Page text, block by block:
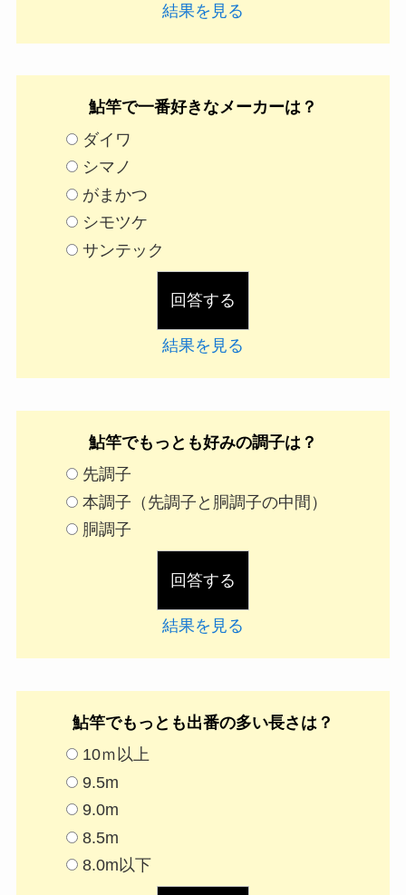
結果を見る
鮎竿で一番好きなメーカーは？
ダイワ
シマノ
がまかつ
シモツケ
サンテック
結果を見る
鮎竿でもっとも好みの調子は？
先調子
本調子（先調子と胴調子の中間）
胴調子
結果を見る
鮎竿でもっとも出番の多い長さは？
10ｍ以上
9.5m
9.0m
8.5m
8.0m以下